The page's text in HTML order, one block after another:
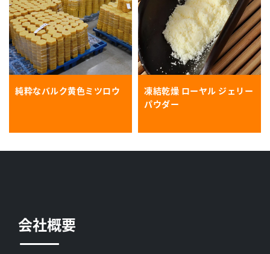
純粋なバルク黄色ミツロウ
凍結乾燥 ローヤル ジェリー
パウダー
会社概要